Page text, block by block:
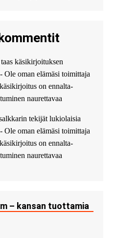
käsikirjoituksen
oman elämäsi toimittaja
on ennalta-
naurettavaa
tekijät lukiolaisia
Ole oman elämäsi toimittaja
on ennalta-
naurettavaa
– kansan tuottamia